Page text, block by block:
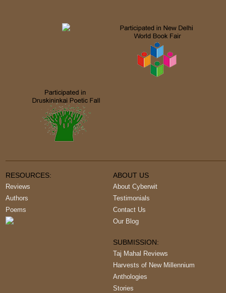
RESOURCES:
Reviews
Authors
Poems
ABOUT US
About Cyberwit
Testimonials
Contact Us
Our Blog
SUBMISSION:
Taj Mahal Reviews
Harvests of New Millennium
Anthologies
Stories